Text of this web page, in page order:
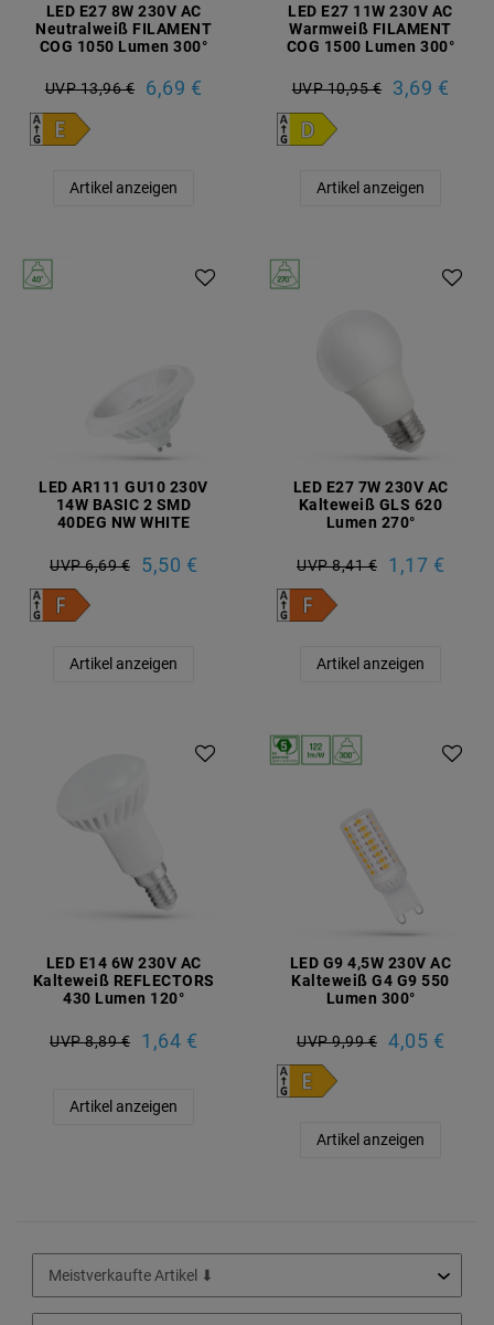
LED E27 8W 230V AC
Neutralweiß FILAMENT
COG 1050 Lumen 300°
UVP 13,96 € 6,69 €
Artikel anzeigen
LED E27 11W 230V AC
Warmweiß FILAMENT
COG 1500 Lumen 300°
UVP 10,95 € 3,69 €
Artikel anzeigen
LED AR111 GU10 230V
14W BASIC 2 SMD
40DEG NW WHITE
UVP 6,69 € 5,50 €
Artikel anzeigen
LED E27 7W 230V AC
Kalteweiß GLS 620
Lumen 270°
UVP 8,41 € 1,17 €
Artikel anzeigen
LED E14 6W 230V AC
Kalteweiß REFLECTORS
430 Lumen 120°
UVP 8,89 € 1,64 €
Artikel anzeigen
LED G9 4,5W 230V AC
Kalteweiß G4 G9 550
Lumen 300°
UVP 9,99 € 4,05 €
Artikel anzeigen